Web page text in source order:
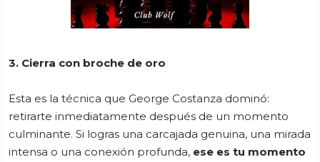
3. Cierra con broche de oro
Esta es la técnica que George Costanza dominó:
retirarte inmediatamente después de un momento
culminante. Si logras una carcajada genuina, una mirada
intensa o una conexión profunda, ese es tu momento